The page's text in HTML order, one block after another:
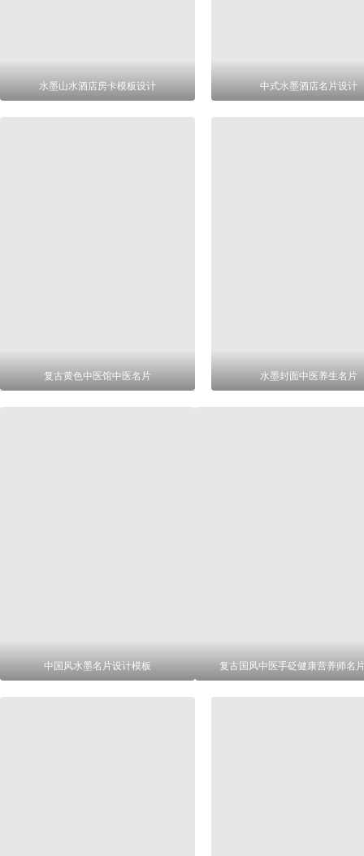
水墨山水酒店房卡模板设计 中式水墨酒店名片设计
复古黄色中医馆中医名片 水墨封面中医养生名片
中国风水墨名片设计模板 复古国风中医手砭健康营养师名